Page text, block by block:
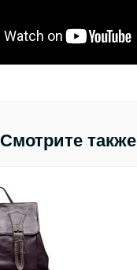
Смотрите также